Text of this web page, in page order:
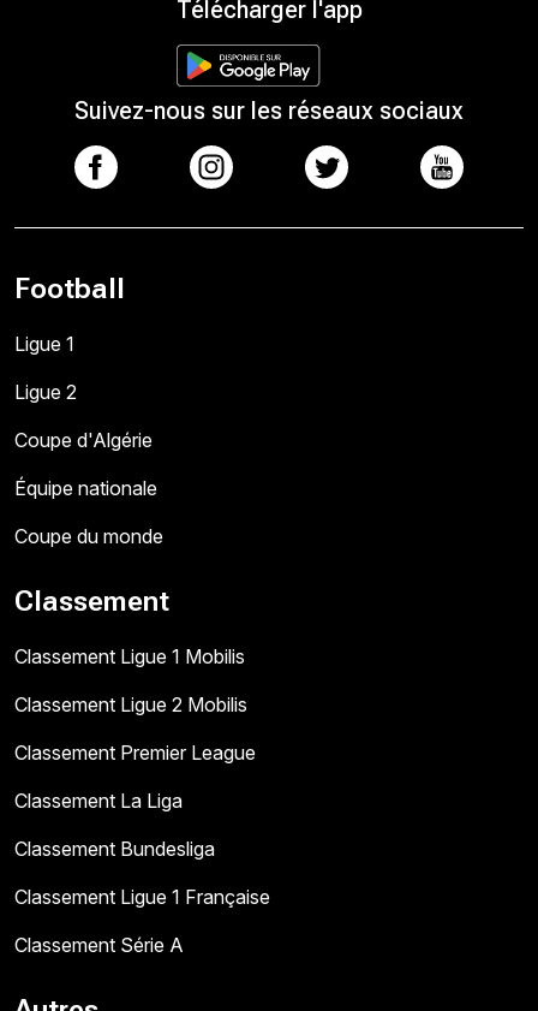
Télécharger l'app
Suivez-nous sur les réseaux sociaux
Football
Ligue 1
Ligue 2
Coupe d'Algérie
Équipe nationale
Coupe du monde
Classement
Classement Ligue 1 Mobilis
Classement Ligue 2 Mobilis
Classement Premier League
Classement La Liga
Classement Bundesliga
Classement Ligue 1 Française
Classement Série A